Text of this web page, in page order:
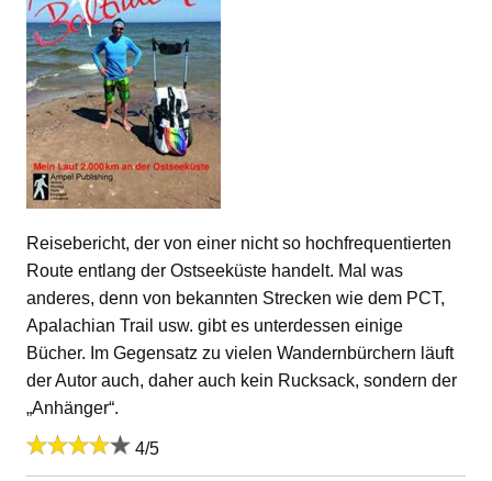
Reisebericht, der von einer nicht so hochfrequentierten
Route entlang der Ostseeküste handelt. Mal was
anderes, denn von bekannten Strecken wie dem PCT,
Apalachian Trail usw. gibt es unterdessen einige
Bücher. Im Gegensatz zu vielen Wandernbürchern läuft
der Autor auch, daher auch kein Rucksack, sondern der
„Anhänger“.
4/5